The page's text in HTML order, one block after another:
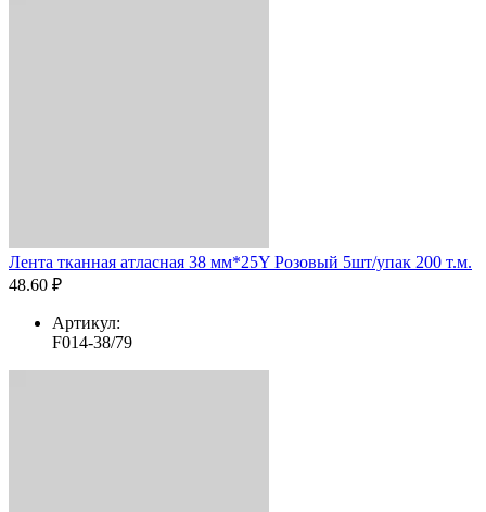
Лента тканная атласная 38 мм*25Y Розовый 5шт/упак 200 т.м.
48.60 ₽
Артикул:
F014-38/79